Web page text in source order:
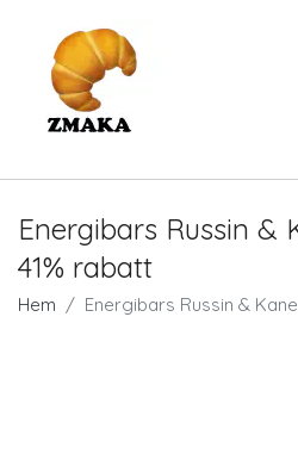
Energibars Russin &
41% rabatt
Hem Energibars Russin &